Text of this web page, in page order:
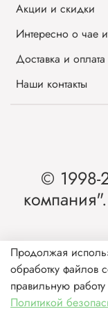
Акции и скидки
Интересно о чае
Доставка и оплата
Наши контакты
© 1998-
Интернет-
Продолжая
обработку файлов
правильную
Политикой